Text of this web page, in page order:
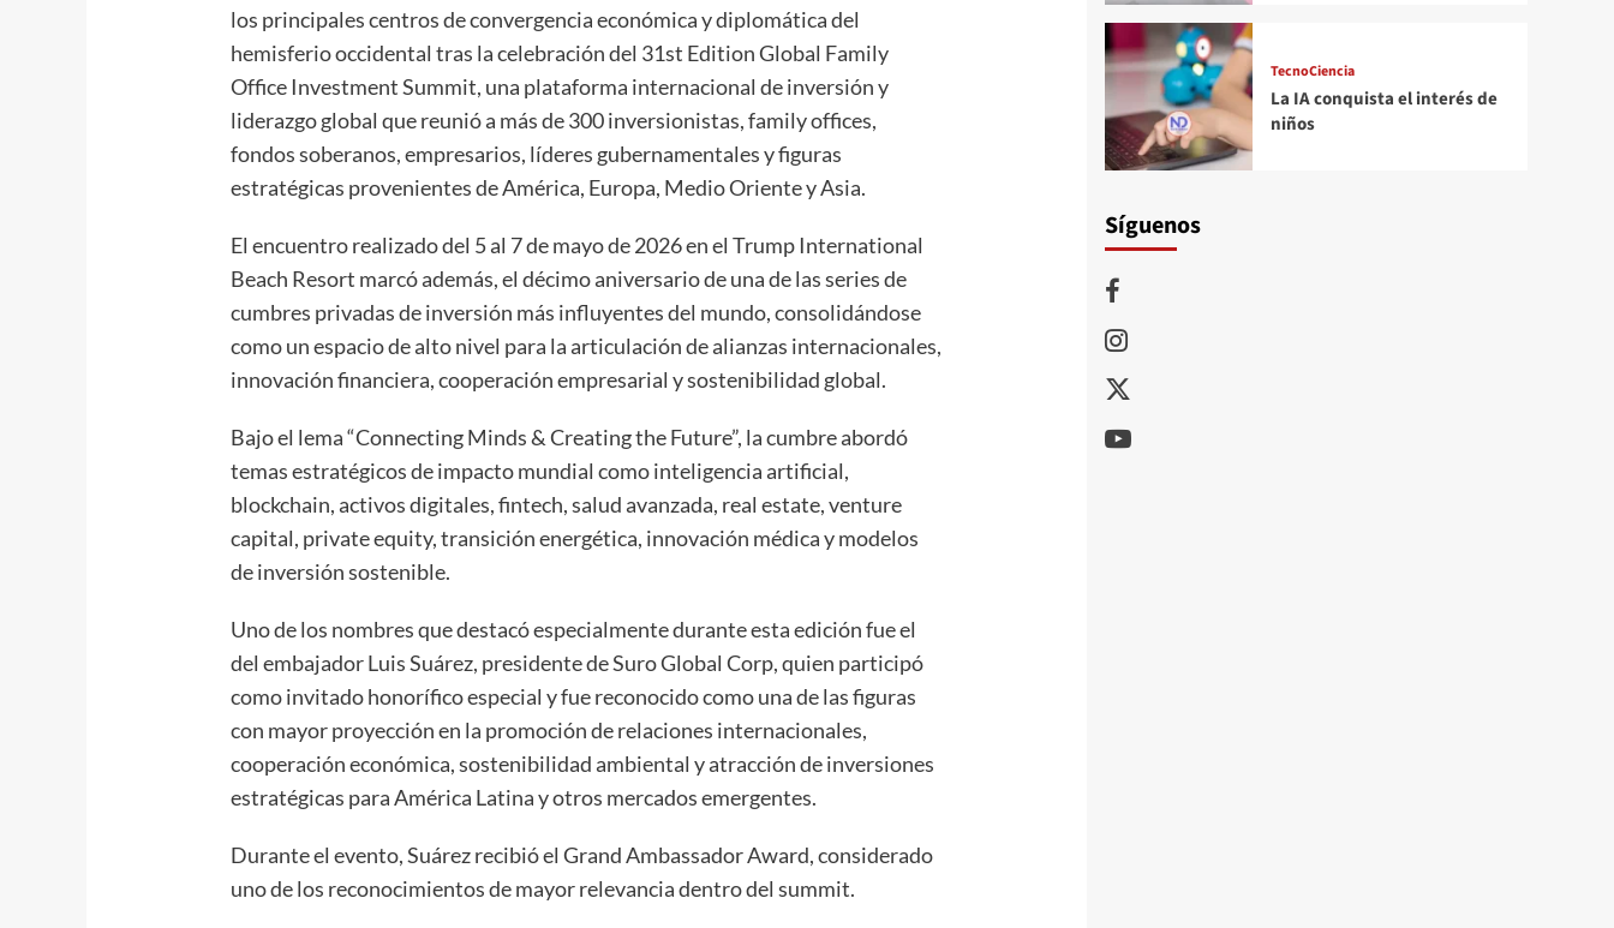
los principales centros de convergencia económica y diplomática del
hemisferio occidental tras la celebración del 31st Edition Global Family
Office Investment Summit, una plataforma internacional de inversión y
liderazgo global que reunió a más de 300 inversionistas, family offices,
fondos soberanos, empresarios, líderes gubernamentales y figuras
estratégicas provenientes de América, Europa, Medio Oriente y Asia.
El encuentro realizado del 5 al 7 de mayo de 2026 en el Trump International
Beach Resort marcó además, el décimo aniversario de una de las series de
cumbres privadas de inversión más influyentes del mundo, consolidándose
como un espacio de alto nivel para la articulación de alianzas internacionales,
innovación financiera, cooperación empresarial y sostenibilidad global.
Bajo el lema “Connecting Minds & Creating the Future”, la cumbre abordó
temas estratégicos de impacto mundial como inteligencia artificial,
blockchain, activos digitales, fintech, salud avanzada, real estate, venture
capital, private equity, transición energética, innovación médica y modelos
de inversión sostenible.
Uno de los nombres que destacó especialmente durante esta edición fue el
del embajador Luis Suárez, presidente de Suro Global Corp, quien participó
como invitado honorífico especial y fue reconocido como una de las figuras
con mayor proyección en la promoción de relaciones internacionales,
cooperación económica, sostenibilidad ambiental y atracción de inversiones
estratégicas para América Latina y otros mercados emergentes.
Durante el evento, Suárez recibió el Grand Ambassador Award, considerado
uno de los reconocimientos de mayor relevancia dentro del summit.
TecnoCiencia
La IA conquista el interés de
niños
Síguenos